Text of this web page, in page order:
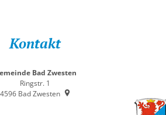
Kontakt
Bad Zwesten
Ringstr. 1
Bad Zwesten